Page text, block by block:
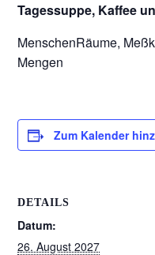
Tagessuppe, Kaffee
MenschenRäume,
Mengen
Zum Kalender
DETAILS
Datum:
26. August 2027